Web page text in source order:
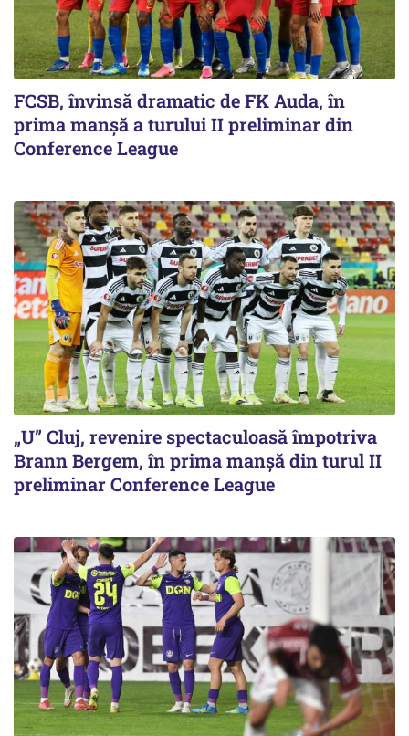
FCSB, învinsă dramatic de FK Auda, în
prima manșă a turului II preliminar din
Conference League
„U” Cluj, revenire spectaculoasă împotriva
Brann Bergem, în prima manșă din turul II
preliminar Conference League